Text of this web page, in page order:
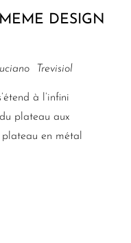
DESIGN
Trevisiol
à l’infini
plateau aux
plateau en métal